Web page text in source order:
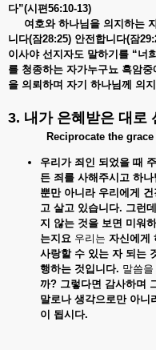
다”(시편56:10-13)
여호와 하나님을 의지하는
니다(잠28:25) 안전합니다(잠
이사야 선지자도 말하기를 “너
를 청종하는 자가누구뇨 흑암중
을 의뢰하며 자기 하나님께 의
3. 내가 은혜받은 대로
Reciprocate the
우리가 죄인 되었을 때
든 죄를 사해주시고 하나
뿐만 아니라 우리에게
고 살고 있습니다. 그런
지 않는 것을 보면 미워
는지요 우리는 자신에게
사랑할 수 있는 자 되는
행하는 것입니다. 말씀을
까? 그렇다면 감사하며
말로나 생각으로만 아니
이 됩시다.